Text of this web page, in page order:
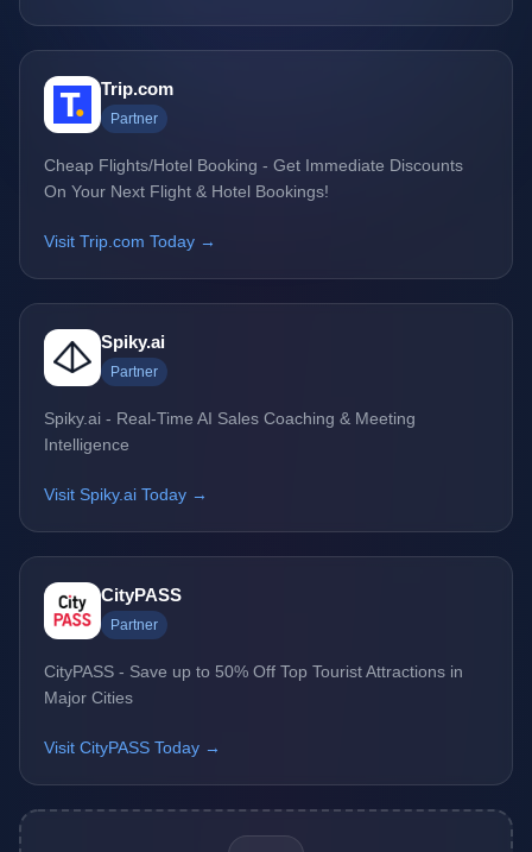
Trip.com
Partner
Cheap Flights/Hotel Booking - Get Immediate Discounts
On Your Next Flight & Hotel Bookings!
Visit Trip.com Today →
Spiky.ai
Partner
Spiky.ai - Real-Time AI Sales Coaching & Meeting
Intelligence
Visit Spiky.ai Today →
CityPASS
Partner
CityPASS - Save up to 50% Off Top Tourist Attractions in
Major Cities
Visit CityPASS Today →